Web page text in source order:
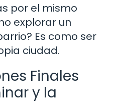
por el mismo
explorar un
Es como ser
ciudad.
Finales
y la